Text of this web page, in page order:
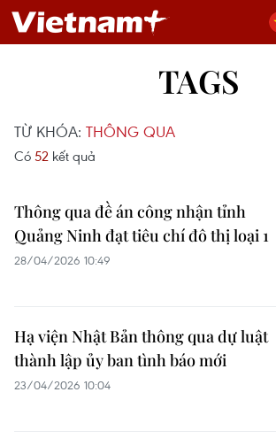
TAGS
TỪ KHÓA: THÔNG QUA
Có 52 kết quả
Thông qua đề án công nhận tỉnh
Quảng Ninh đạt tiêu chí đô thị loại 1
28/04/2026 10:49
Hạ viện Nhật Bản thông qua dự luật
thành lập ủy ban tình báo mới
23/04/2026 10:04